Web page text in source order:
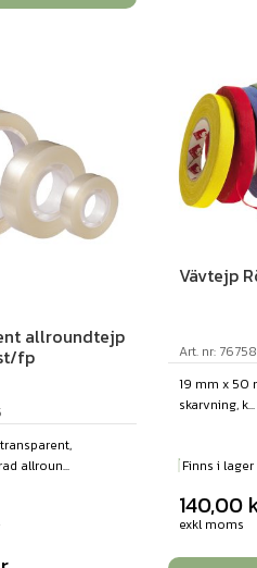
allroundtejp
fp
allroun...
Vävtejp
Art. nr:
19 mm x 50
skarvning, k...
Finns i lager
140,00
exkl moms